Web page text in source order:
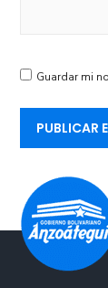
Guardar mi